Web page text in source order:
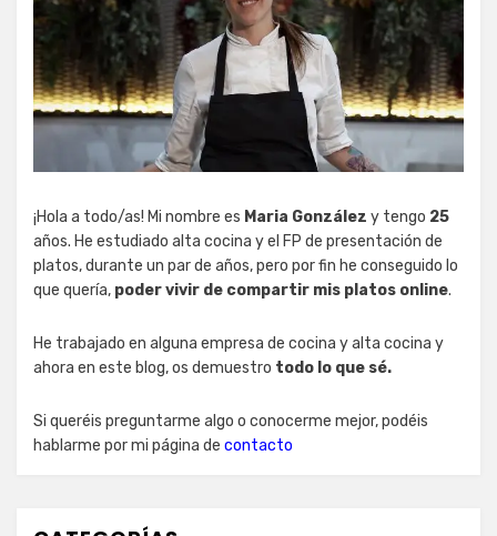
¡Hola a todo/as! Mi nombre es Maria González y tengo 25
años. He estudiado alta cocina y el FP de presentación de
platos, durante un par de años, pero por fin he conseguido lo
que quería, poder vivir de compartir mis platos online.
He trabajado en alguna empresa de cocina y alta cocina y
ahora en este blog, os demuestro todo lo que sé.
Si queréis preguntarme algo o conocerme mejor, podéis
hablarme por mi página de contacto